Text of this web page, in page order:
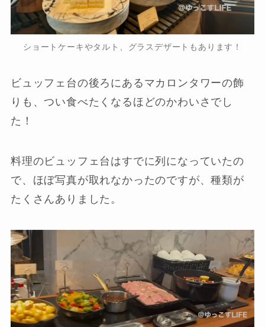
ショートケーキやタルト、グラスデザートもあります！
ビュッフェ台の後ろにあるマカロンタワーの飾
りも、つい食べたくなるほどのかわいさでし
た！
料理のビュッフェ台はすでに列になっていたの
で、ほぼ写真が取れなかったのですが、種類が
たくさんありました。